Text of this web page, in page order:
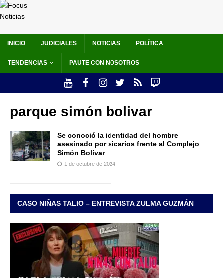
INICIO JUDICIALES NOTICIAS POLÍTICA
TENDENCIAS PAUTE CON NOSOTROS
parque simón bolivar
Se conoció la identidad del hombre
asesinado por sicarios frente al Complejo
Simón Bolívar
1 de octubre de 2024
CASO NIÑAS TALIO – ENTREVISTA ZULMA GUZMÁN